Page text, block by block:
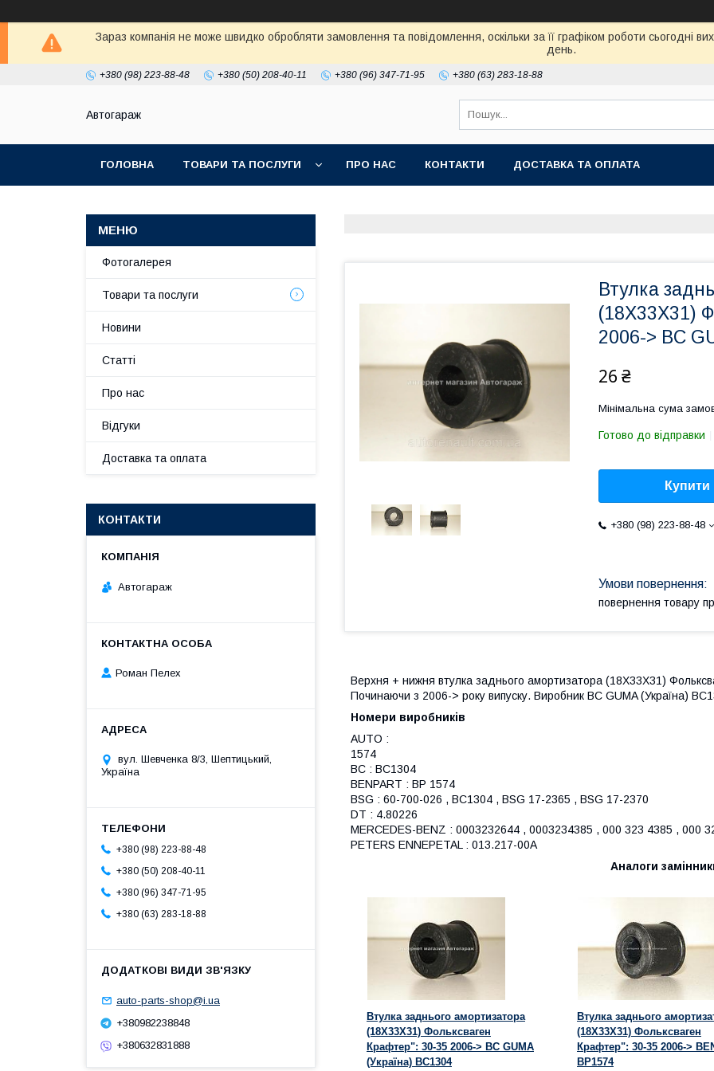
Зараз компанія не може швидко обробляти замовлення та повідомлення, оскільки за її графіком роботи сьогодні
день.
+380 (98) 223-88-48 +380 (50) 208-40-11 +380 (96) 347-71-95 +380 (63) 283-18-88
Автогараж
ГОЛОВНА ТОВАРИ ТА ПОСЛУГИ ПРО НАС КОНТАКТИ ДОСТАВКА ТА ОПЛАТА
Втулка
(18X33X31)
2006-> BC
26 ₴
Мінімальна сума
Готово до відправки
Купити
+380 (98) 223-88-48
повернення товару
Верхня + нижня втулка заднього амортизатора (18X33X31)
Починаючи з 2006-> року випуску. Виробник BC GUMA (Україна)
Номери виробників
AUTO :
1574
BC : BC1304
BENPART : BP 1574
BSG : 60-700-026 , BC1304 , BSG 17-2365 , BSG 17-2370
DT : 4.80226
MERCEDES-BENZ : 0003232644 , 0003234385 , 000 323 4385 , 000
PETERS ENNEPETAL : 013.217-00A
Аналоги
Втулка заднього амортизатора
(18X33X31) Фольксваген
Крафтер": 30-35 2006-> BC GUMA
(Україна) BC1304
Втулка заднього
(18X33X31) Фольксваген
Крафтер": 30-35 2006->
BP1574
Фотогалерея
Товари та послуги
Новини
Статті
Про нас
Відгуки
Доставка та оплата
КОНТАКТИ
Автогараж
Роман Пелех
вул. Шевченка 8/3, Шептицький,
Україна
+380 (98) 223-88-48
+380 (50) 208-40-11
+380 (96) 347-71-95
+380 (63) 283-18-88
auto-parts-shop@i.ua
+380982238848
+380632831888